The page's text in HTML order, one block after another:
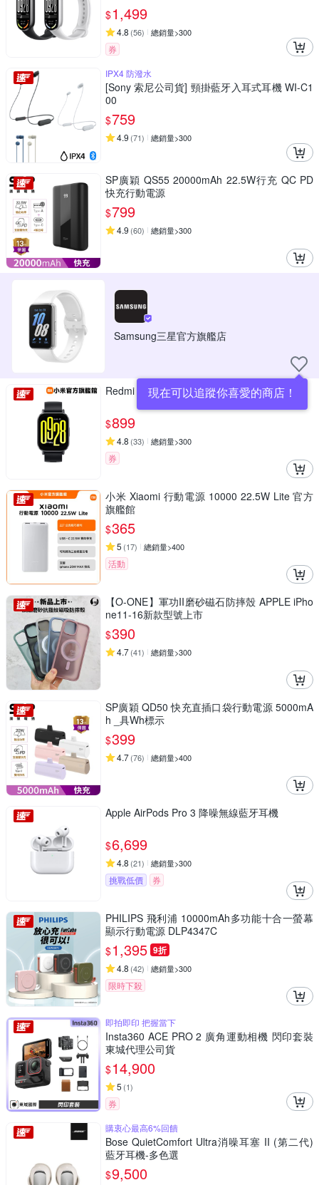
$1,499
4.8 (56) 總銷量>300
券
IPX4 防潑水
[Sony 索尼公司貨] 頸掛藍牙入耳式耳機 WI-C1
00
$759
4.9 (71) 總銷量>300
SP廣穎 QS55 20000mAh 22.5W行充 QC PD
快充行動電源
$799
4.9 (60) 總銷量>300
Samsung三星官方旗艦店
現在可以追蹤你喜愛的商店！
Redmi Watch 5 Active 午夜黑 官方旗艦館
$899
4.8 (33) 總銷量>300
券
小米 Xiaomi 行動電源 10000 22.5W Lite 官方
旗艦館
$365
5 (17) 總銷量>400
活動
【O-ONE】軍功II磨砂磁石防摔殼 APPLE iPho
ne11-16新款型號上市
$390
4.7(41) 總銷量>300
SP廣穎 QD50 快充直插口袋行動電源 5000mA
h _具Wh標示
$399
4.7(76) 總銷量>400
Apple AirPods Pro 3 降噪無線藍牙耳機
$6,699
4.8 (21) 總銷量>300
挑戰低價 券
PHILIPS 飛利浦 10000mAh多功能十合一螢幕
顯示行動電源 DLP4347C
$1,395 9折
4.8 (42) 總銷量>300
限時下殺
即拍即印 把握當下
Insta360 ACE PRO 2 廣角運動相機 閃印套裝
東城代理公司貨
$14,900
5 (1)
券
購衷心最高6%回饋
Bose QuietComfort Ultra消噪耳塞 II (第二代)
藍牙耳機-多色選
$9,500